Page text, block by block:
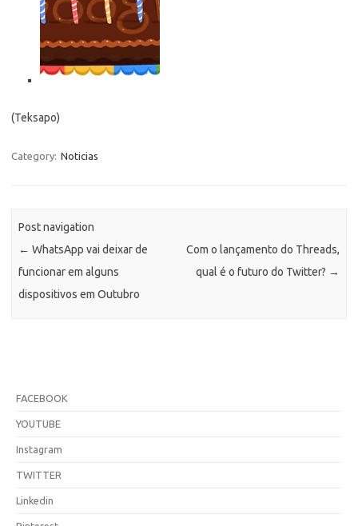
(Teksapo)
Category: Noticias
Post navigation
← WhatsApp vai deixar de
funcionar em alguns
dispositivos em Outubro
Com o lançamento do Threads,
qual é o futuro do Twitter? →
FACEBOOK
YOUTUBE
Instagram
TWITTER
Linkedin